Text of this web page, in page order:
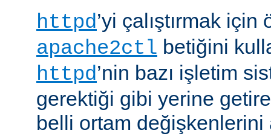
httpd’yi çalıştırmak
apache2ctl betiğini
httpd’nin bazı işletim
gerektiği gibi yerine
belli ortam